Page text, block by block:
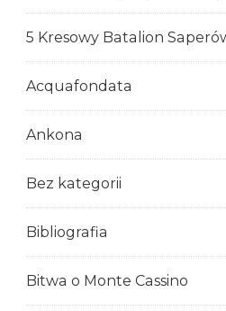
5 Kresowy Batalion
Acquafondata
Ankona
Bez kategorii
Bibliografia
Bitwa o Monte Cassino